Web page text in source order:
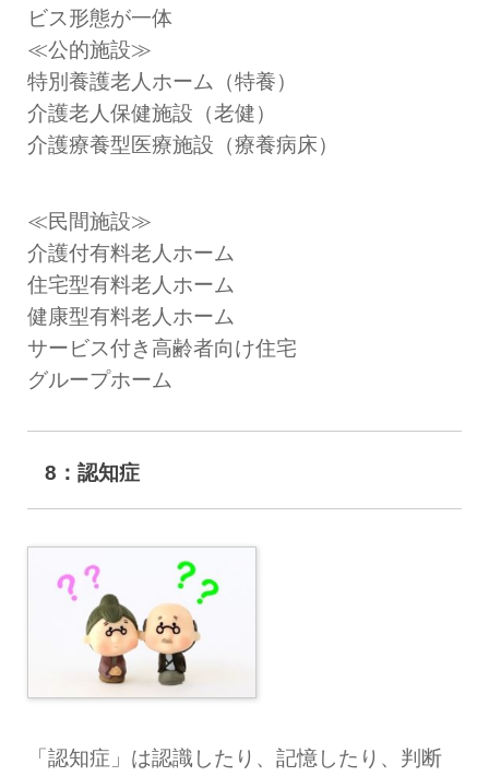
ビス形態が一体
≪公的施設≫
特別養護老人ホーム（特養）
介護老人保健施設（老健）
介護療養型医療施設（療養病床）
≪民間施設≫
介護付有料老人ホーム
住宅型有料老人ホーム
健康型有料老人ホーム
サービス付き高齢者向け住宅
グループホーム
8：認知症
「認知症」は認識したり、記憶したり、判断